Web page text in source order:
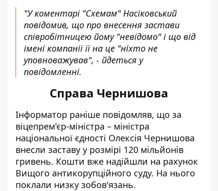
"У коментарі "Схемам" Насіковський
повідомив, що про внесення застави
співробітницею йому "невідомо" і що від
імені компанії її на це "ніхто не
уповноважував", - йдеться у
повідомленні.
Справа Чернишова
Інформатор раніше повідомляв, що за
віцепрем'єр-міністра – міністра
національної єдності Олексія Чернишова
внесли заставу у розмірі 120 мільйонів
гривень. Кошти вже надійшли на рахунок
Вищого антикорупційного суду. На нього
поклали низку зобов'язань.